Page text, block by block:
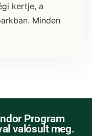
kertje, a
Minden
Program
valósult meg.